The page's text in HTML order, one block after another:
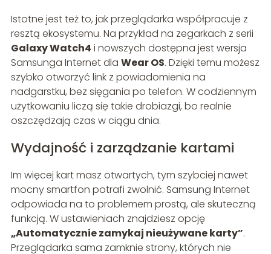
Istotne jest też to, jak przeglądarka współpracuje z
resztą ekosystemu. Na przykład na zegarkach z serii
Galaxy Watch4 i nowszych dostępna jest wersja
Samsunga Internet dla Wear OS. Dzięki temu możesz
szybko otworzyć link z powiadomienia na
nadgarstku, bez sięgania po telefon. W codziennym
użytkowaniu liczą się takie drobiazgi, bo realnie
oszczędzają czas w ciągu dnia.
Wydajność i zarządzanie kartami
Im więcej kart masz otwartych, tym szybciej nawet
mocny smartfon potrafi zwolnić. Samsung Internet
odpowiada na to problemem prostą, ale skuteczną
funkcją. W ustawieniach znajdziesz opcję
„Automatycznie zamykaj nieużywane karty”.
Przeglądarka sama zamknie strony, których nie